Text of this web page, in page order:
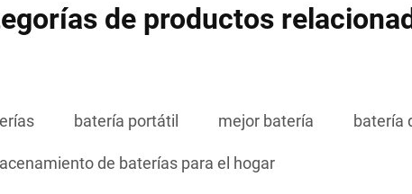
de productos
batería portátil mejor batería batería
de baterías para el hogar